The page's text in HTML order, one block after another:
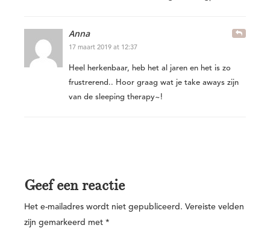
Anna
17 maart 2019 at 12:37
Heel herkenbaar, heb het al jaren en het is zo
frustrerend.. Hoor graag wat je take aways zijn
van de sleeping therapy~!
Geef een reactie
Het e-mailadres wordt niet gepubliceerd. Vereiste velden
zijn gemarkeerd met *